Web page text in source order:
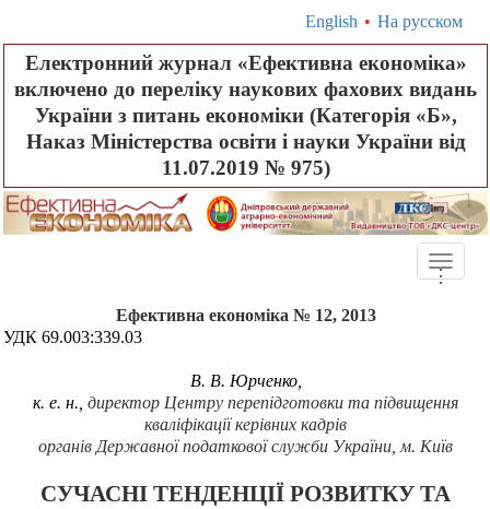
English • На русском
Електронний журнал «Ефективна економіка»
включено до переліку наукових фахових видань
України з питань економіки (Категорія «Б»,
Наказ Міністерства освіти і науки України від
11.07.2019 № 975)
Toggle
...
Ефективна економіка № 12, 2013
УДК 69.003:339.03
В. В. Юрченко,
к. е. н., директор Центру перепідготовки та підвищення
кваліфікації керівних кадрів
органів Державної податкової служби України, м. Київ
СУЧАСНІ ТЕНДЕНЦІЇ РОЗВИТКУ ТА